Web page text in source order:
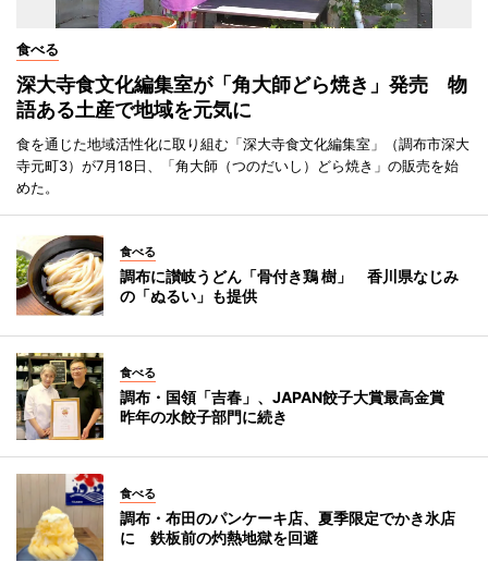
食べる
深大寺食文化編集室が「角大師どら焼き」発売 物
語ある土産で地域を元気に
食を通じた地域活性化に取り組む「深大寺食文化編集室」（調布市深大
寺元町3）が7月18日、「角大師（つのだいし）どら焼き」の販売を始
めた。
食べる
調布に讃岐うどん「骨付き鶏 樹」 香川県なじみ
の「ぬるい」も提供
食べる
調布・国領「吉春」、JAPAN餃子大賞最高金賞
昨年の水餃子部門に続き
食べる
調布・布田のパンケーキ店、夏季限定でかき氷店
に 鉄板前の灼熱地獄を回避